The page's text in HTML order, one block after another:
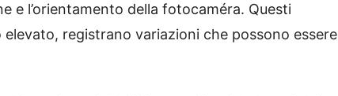
e l’orientamento della fotocaméra. Questi
registrano variazioni che possono essere